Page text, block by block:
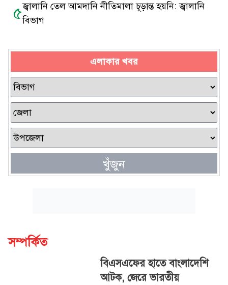
৫জ্বালানি তেল আমদানি নীতিমালা চূড়ান্ত হয়নি: জ্বালানি
বিভাগ
এলাকার খবর
খুঁজুন
সম্পর্কিত
বিএসএফের হাতে বাংলাদেশি
আটক, জেরে ভারতীয়